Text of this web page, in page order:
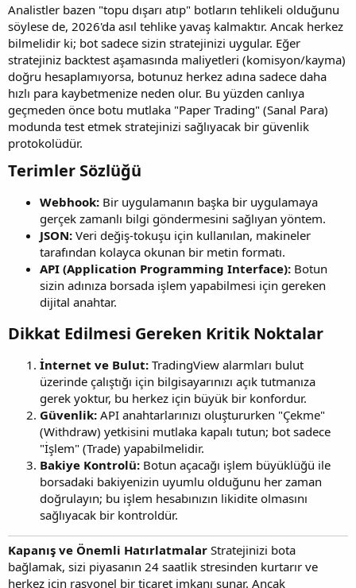
Analistler bazen "topu dışarı atıp" botların tehlikeli olduğunu
söylese de, 2026'da asıl tehlike yavaş kalmaktır. Ancak herkez
bilmelidir ki; bot sadece sizin stratejinizi uygular. Eğer
stratejiniz backtest aşamasında maliyetleri (komisyon/kayma)
doğru hesaplamıyorsa, botunuz herkez adına sadece daha
hızlı para kaybetmenize neden olur. Bu yüzden canlıya
geçmeden önce botu mutlaka "Paper Trading" (Sanal Para)
modunda test etmek stratejinizi sağlıyacak bir güvenlik
protokolüdür.
Terimler Sözlüğü​
Webhook: Bir uygulamanın başka bir uygulamaya
gerçek zamanlı bilgi göndermesini sağlıyan yöntem.
JSON: Veri değiş-tokuşu için kullanılan, makineler
tarafından kolayca okunan bir metin formatı.
API (Application Programming Interface): Botun
sizin adınıza borsada işlem yapabilmesi için gereken
dijital anahtar.
Dikkat Edilmesi Gereken Kritik Noktalar​
İnternet ve Bulut: TradingView alarmları bulut
üzerinde çalıştığı için bilgisayarınızı açık tutmanıza
gerek yoktur, bu herkez için büyük bir konfordur.
Güvenlik: API anahtarlarınızı oluştururken "Çekme"
(Withdraw) yetkisini mutlaka kapalı tutun; bot sadece
"İşlem" (Trade) yapabilmelidir.
Bakiye Kontrolü: Botun açacağı işlem büyüklüğü ile
borsadaki bakiyenizin uyumlu olduğunu her zaman
doğrulayın; bu işlem hesabınızın likidite olmasını
sağlıyacak bir kontroldür.
Kapanış ve Önemli Hatırlatmalar Stratejinizi bota
bağlamak, sizi piyasanın 24 saatlik stresinden kurtarır ve
herkez için rasyonel bir ticaret imkanı sunar. Ancak